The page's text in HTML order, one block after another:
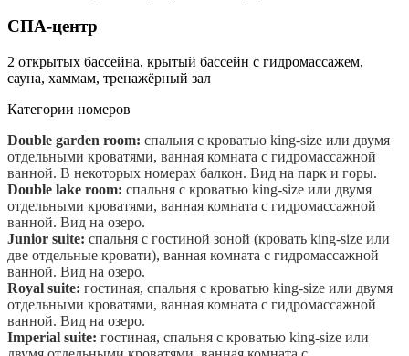
СПА-центр
2 открытых бассейна, крытый бассейн с гидромассажем,
сауна, хаммам, тренажёрный зал
Категории номеров
Double garden room: спальня с кроватью king-size или двумя
отдельными кроватями, ванная комната с гидромассажной
ванной. В некоторых номерах балкон. Вид на парк и горы.
Double lake room: спальня с кроватью king-size или двумя
отдельными кроватями, ванная комната с гидромассажной
ванной. Вид на озеро.
Junior suite: спальня с гостиной зоной (кровать king-size или
две отдельные кровати), ванная комната с гидромассажной
ванной. Вид на озеро.
Royal suite: гостиная, спальня с кроватью king-size или двумя
отдельными кроватями, ванная комната с гидромассажной
ванной. Вид на озеро.
Imperial suite: гостиная, спальня с кроватью king-size или